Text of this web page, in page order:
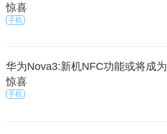
惊喜
手机
华为Nova3:新机NFC功能或将成为
惊喜
手机